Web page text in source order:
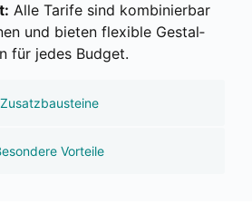
Zusatzbausteine
Vorteile
Alle Tari­fe sind kom­bi­nier­bar
und bie­ten fle­xi­ble Gestal­
für jedes Bud­get.